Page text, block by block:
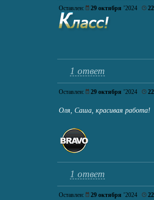
Оставлен: 29 октября ’2024
1 ответ
Оставлен: 29 октября ’2024
Оля, Саша, красивая работа!
1 ответ
Оставлен: 29 октября ’2024